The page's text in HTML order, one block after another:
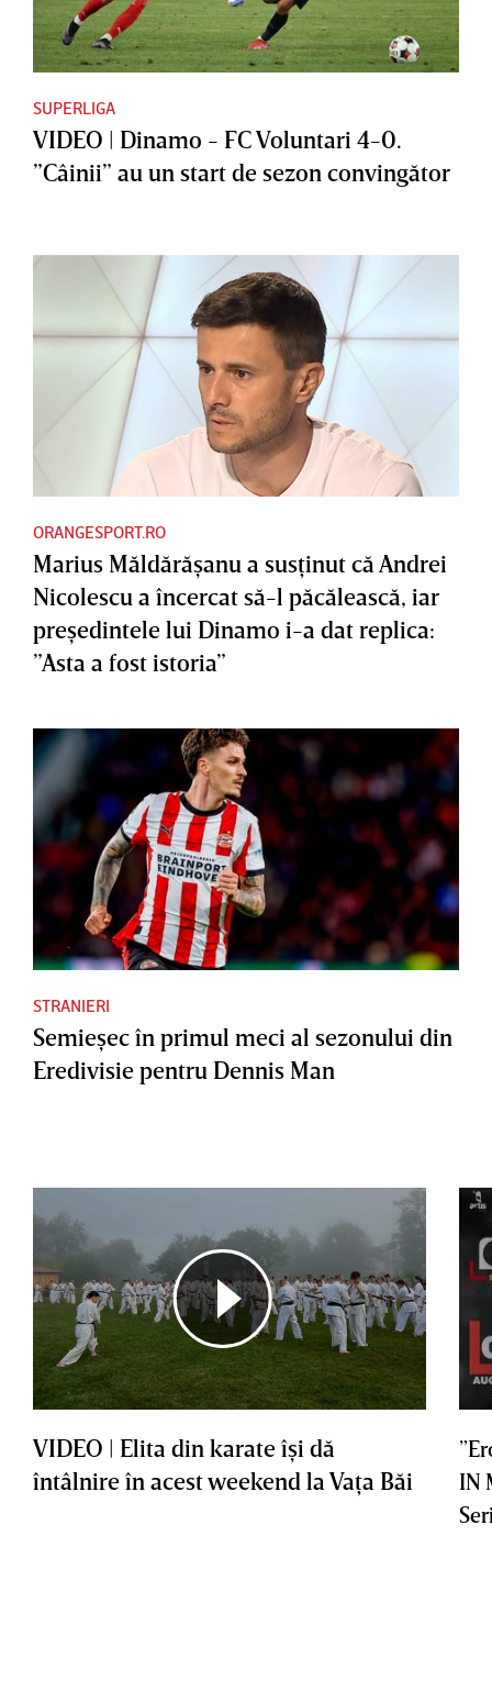
SUPERLIGA
VIDEO | Dinamo - FC Voluntari 4-0.
”Câinii” au un start de sezon convingător
ORANGESPORT.RO
Marius Măldărăşanu a susţinut că Andrei
Nicolescu a încercat să-l păcălească, iar
preşedintele lui Dinamo i-a dat replica:
”Asta a fost istoria”
STRANIERI
Semieşec în primul meci al sezonului din
Eredivisie pentru Dennis Man
VIDEO | Elita din karate îşi dă
întâlnire în acest weekend la Vaţa Băi
IN